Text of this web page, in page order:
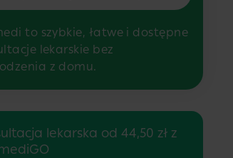
to szybkie, łatwe i dostępne
lekarskie bez
z domu.
lekarska od 44,50 zł z